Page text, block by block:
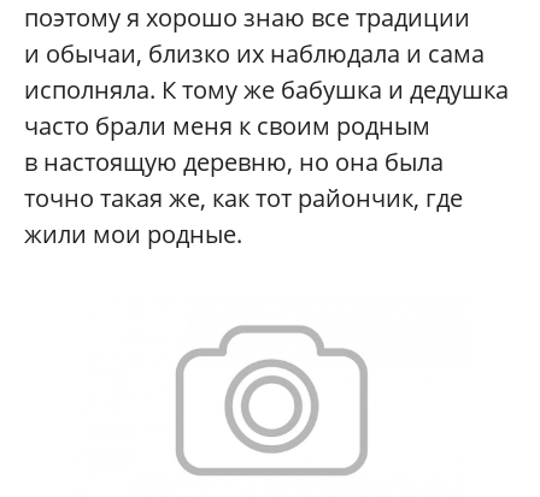
поэтому я хорошо знаю все традиции
и обычаи, близко их наблюдала и сама
исполняла. К тому же бабушка и дедушка
часто брали меня к своим родным
в настоящую деревню, но она была
точно такая же, как тот райончик, где
жили мои родные.